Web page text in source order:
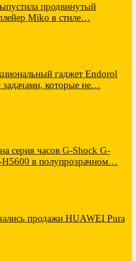
продвинутый
Miko в стиле…
гаджет Endorol
задачами, которые не…
серия часов G-Shock G-
в полупрозрачном…
продажи HUAWEI Pura